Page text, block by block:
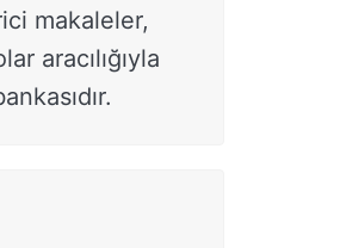
makaleler,
aracılığıyla